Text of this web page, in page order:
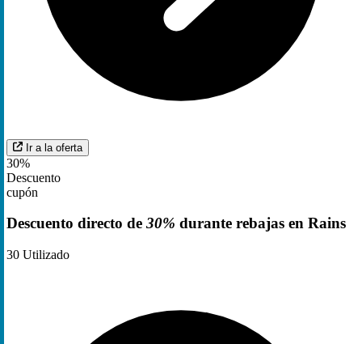
Ir a la oferta
30%
Descuento
cupón
Descuento directo de 30% durante rebajas en Rains
30 Utilizado